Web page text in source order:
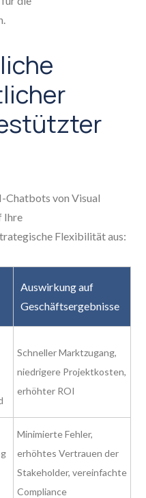
Chatbots von Visual
Ihre
Flexibilität aus:
Auswirkung auf
Geschäftsergebnisse
Schneller Marktzugang,
niedrigere Projektkosten,
erhöhter ROI
Minimierte Fehler,
erhöhtes Vertrauen der
Stakeholder, vereinfachte
Compliance